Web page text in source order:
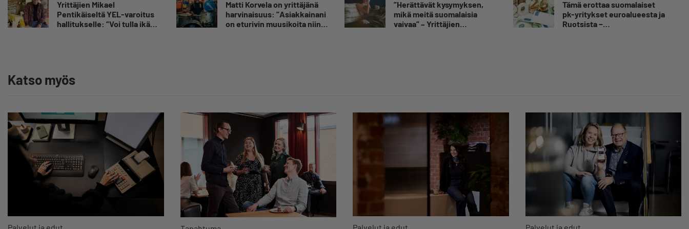
yrittäjyyteen kuuluvaa
epävarmuutta”
Yrittäjien Mikael
Pentikäiseltä YEL-varoitus
hallitukselle: ”Voi tulla ikävä
Matti Korvela on yrittäjänä
harvinaisuus: ”Asiakkainani
on eturivin muusikoita niin
”Herättävät kysymyksen,
mikä meitä suomalaisia
vaivaa” – Yrittäjien
Tämä erottaa suomalaiset
pk-yritykset euroalueesta ja
Ruotsista −
Katso myös
Palvelut ja edut